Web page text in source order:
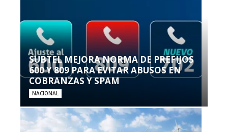
SUBTEL MEJORA NORMA DE PREFIJOS
600 Y 809 PARA EVITAR ABUSOS EN
COBRANZAS Y SPAM
NACIONAL